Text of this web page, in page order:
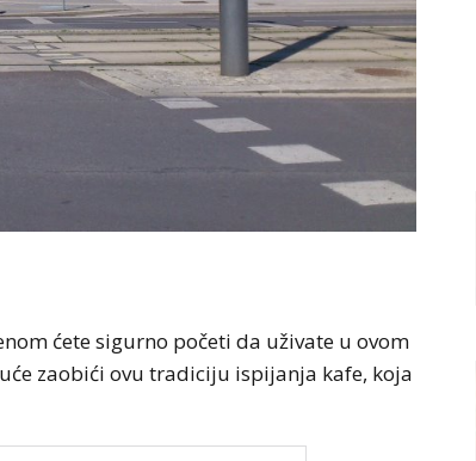
ćete sigurno početi da uživate u ovom
zaobići ovu tradiciju ispijanja kafe, koja